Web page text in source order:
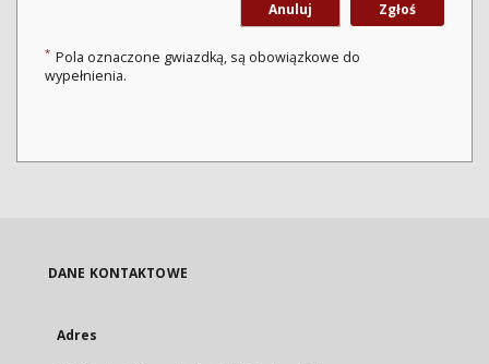
Anuluj Zgłoś
* Pola oznaczone gwiazdką, są obowiązkowe do
wypełnienia.
DANE KONTAKTOWE
Adres